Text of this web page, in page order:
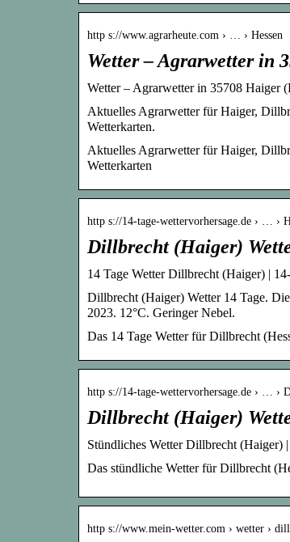
http s://www.agrarheute.com › … › Hessen
Wetter – Agrarwetter in
Wetter – Agrarwetter in 35708 Haiger
Aktuelles Agrarwetter für Haiger,
Wetterkarten.
Aktuelles Agrarwetter für Haiger,
Wetterkarten
http s://14-tage-wettervorhersage.de › … ›
Dillbrecht (Haiger)
14 Tage Wetter Dillbrecht (Haiger) |
Dillbrecht (Haiger) Wetter 14 Tage.
2023. 12°C. Geringer Nebel.
Das 14 Tage Wetter für Dillbrecht
http s://14-tage-wettervorhersage.de › … ›
Dillbrecht (Haiger)
Stündliches Wetter Dillbrecht (Haiger)
Das stündliche Wetter für Dillbrecht
http s://www.mein-wetter.com › wetter ›